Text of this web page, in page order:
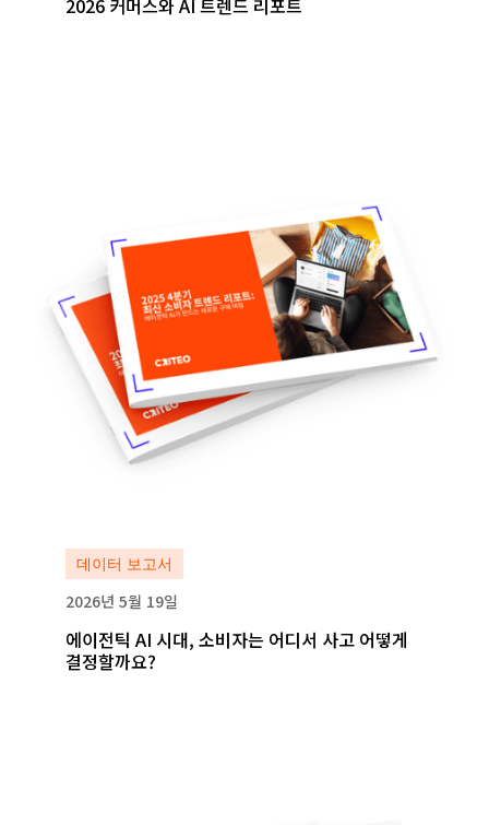
2026 커머스와 AI 트렌드 리포트
데이터 보고서
2026년 5월 19일
에이전틱 AI 시대, 소비자는 어디서 사고 어떻게
결정할까요?